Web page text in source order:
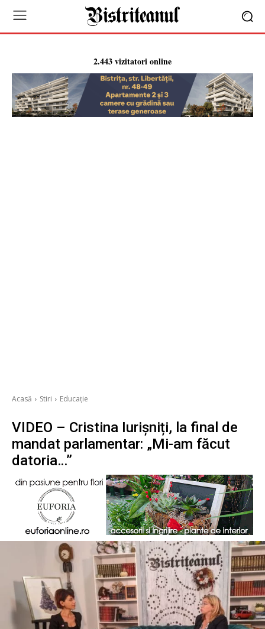
2.443 vizitatori online
Acasă Stiri Educație
VIDEO – Cristina Iurișniți, la final de
mandat parlamentar: „Mi-am făcut
datoria…”